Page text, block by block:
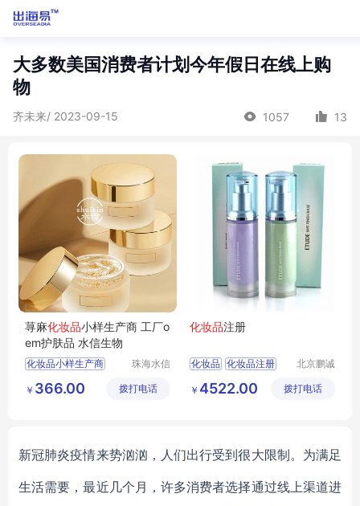
大多数美国消费者计划今年假日在线上购
物
齐未来/ 2023-09-15 1057 13
荨麻化妆品小样生产商 工厂o
em护肤品 水信生物
化妆品小样生产商
化妆品生产厂址
珠海水信
有限公司
￥ 366.00 拨打电话
化妆品注册
化妆品 化妆品注册
北京鹏诚
咨询有限
￥ 4522.00 拨打电话
新冠肺炎疫情来势汹汹，人们出行受到很大限制。为满足
生活需要，最近几个月，许多消费者选择通过线上渠道进